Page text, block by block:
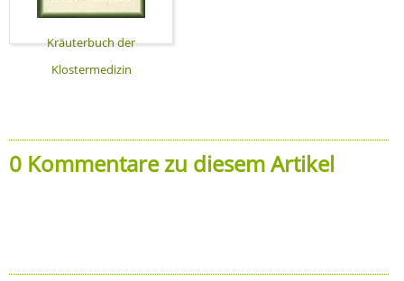
Kräuterbuch der
Klostermedizin
0 Kommentare zu diesem Artikel